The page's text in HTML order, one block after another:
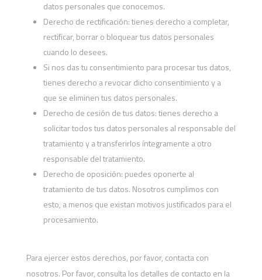
datos personales que conocemos.
Derecho de rectificación: tienes derecho a completar,
rectificar, borrar o bloquear tus datos personales
cuando lo desees.
Si nos das tu consentimiento para procesar tus datos,
tienes derecho a revocar dicho consentimiento y a
que se eliminen tus datos personales.
Derecho de cesión de tus datos: tienes derecho a
solicitar todos tus datos personales al responsable del
tratamiento y a transferirlos íntegramente a otro
responsable del tratamiento.
Derecho de oposición: puedes oponerte al
tratamiento de tus datos. Nosotros cumplimos con
esto, a menos que existan motivos justificados para el
procesamiento.
Para ejercer estos derechos, por favor, contacta con
nosotros. Por favor, consulta los detalles de contacto en la